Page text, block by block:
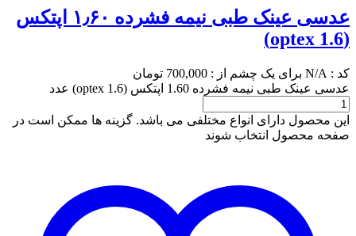
عدسی عینک طبی نیمه فشرده ۱٫۶۰ اپتکس
(optex 1.6)
کد : N/A برای یک چشم از : 700,000 تومان
عدسی عینک طبی نیمه فشرده 1.60 اپتکس (optex 1.6) عدد
این محصول دارای انواع مختلفی می باشد. گزینه ها ممکن است در
صفحه محصول انتخاب شوند